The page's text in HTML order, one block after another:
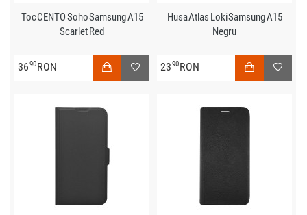
Toc CENTO Soho Samsung A15
Scarlet Red
3690RON
Husa Atlas Loki Samsung A15
Negru
2390RON